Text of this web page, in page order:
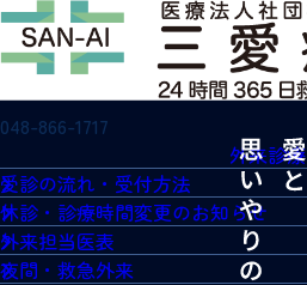
048-866-1717
外来診療
受診の流れ・受付方法
休診・診療時間変更のお知らせ
外来担当医表
夜間・救急外来